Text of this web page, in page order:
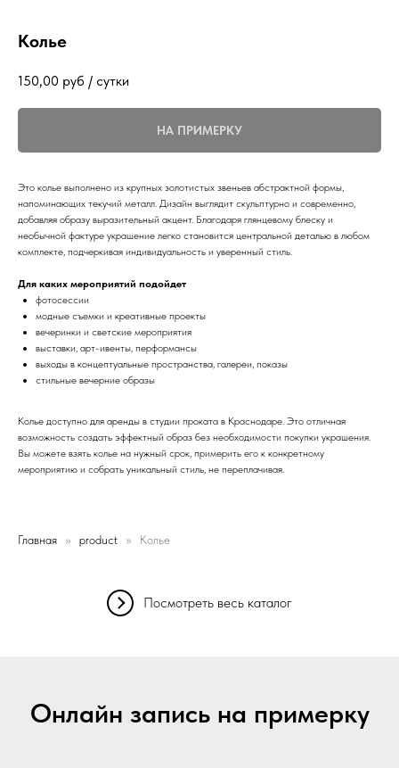
Колье
150,00 руб / сутки
НА ПРИМЕРКУ
Это колье выполнено из крупных золотистых звеньев абстрактной формы,
напоминающих текучий металл. Дизайн выглядит скульптурно и современно,
добавляя образу выразительный акцент. Благодаря глянцевому блеску и
необычной фактуре украшение легко становится центральной деталью в любом
комплекте, подчеркивая индивидуальность и уверенный стиль.
Для каких мероприятий подойдет
фотосессии
модные съемки и креативные проекты
вечеринки и светские мероприятия
выставки, арт-ивенты, перформансы
выходы в концептуальные пространства, галереи, показы
стильные вечерние образы
Колье доступно для аренды в студии проката в Краснодаре. Это отличная
возможность создать эффектный образ без необходимости покупки украшения.
Вы можете взять колье на нужный срок, примерить его к конкретному
мероприятию и собрать уникальный стиль, не переплачивая.
Главная product Колье
Посмотреть весь каталог
Онлайн запись на примерку